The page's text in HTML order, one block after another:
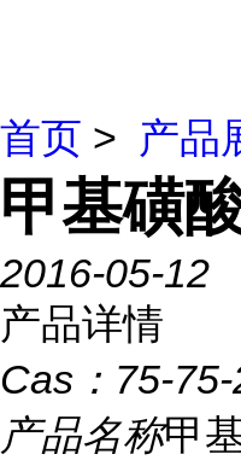
首页 > 产品
甲基磺
2016-05-12
产品详情
Cas： 75-
产品名称甲